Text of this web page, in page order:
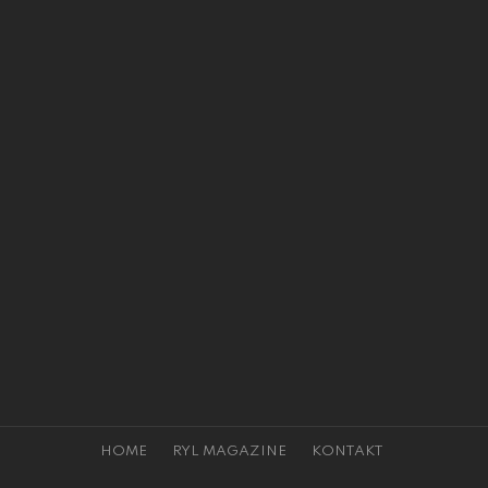
HOME RYL MAGAZINE KONTAKT